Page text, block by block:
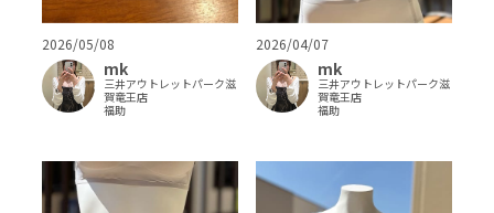
2026/05/08
mk
三井アウトレットパーク滋
賀竜王店
福助
2026/04/07
mk
三井アウトレットパーク滋
賀竜王店
福助